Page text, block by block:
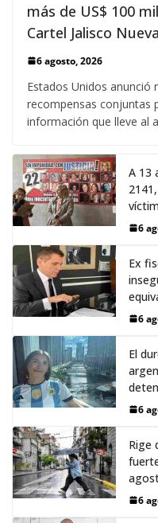
más de US$ 100
Cartel Jalisco
6 agosto, 2026
Estados Unidos anunció
recompensas conjuntas
información que lleve al
A 13
6
Ex
6
El
6
Rige
6